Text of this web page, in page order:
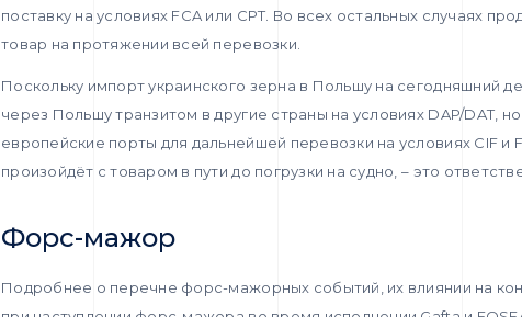
поставку на условиях FCA или CPT. Во всех остальных случаях
товар на протяжении всей перевозки.
Поскольку импорт украинского зерна в Польшу на сегодняшний
через Польшу транзитом в другие страны на условиях DAP/DAT,
европейские порты для дальнейшей перевозки на условиях CIF и
произойдёт с товаром в пути до погрузки на судно, – это
Форс-мажор
Подробнее о перечне форс-мажорных событий, их влиянии на